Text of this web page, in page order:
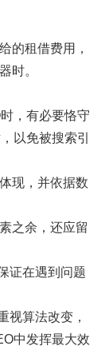
的租借费用，
时。
，有必要恪守
以免被搜索引
现，并依据数
之余，还应留
证在遇到问题
视算法改变，
中发挥最大效